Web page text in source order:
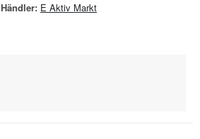
Händler: E Aktiv Markt